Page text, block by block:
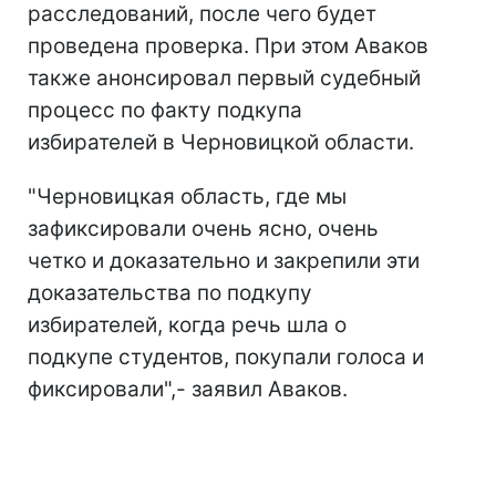
расследований, после чего будет
проведена проверка. При этом Аваков
также анонсировал первый судебный
процесс по факту подкупа
избирателей в Черновицкой области.
"Черновицкая область, где мы
зафиксировали очень ясно, очень
четко и доказательно и закрепили эти
доказательства по подкупу
избирателей, когда речь шла о
подкупе студентов, покупали голоса и
фиксировали",- заявил Аваков.